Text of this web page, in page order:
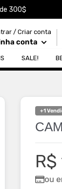
300$
/ Criar conta
conta
SALE!
+1
R$
ou